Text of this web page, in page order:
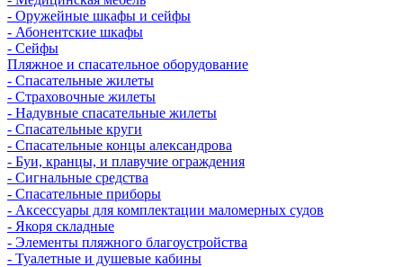
- Оружейные шкафы и сейфы
- Абонентские шкафы
- Сейфы
Пляжное и спасательное оборудование
- Спасательные жилеты
- Страховочные жилеты
- Надувные спасательные жилеты
- Спасательные круги
- Спасательные концы александрова
- Буи, кранцы, и плавучие ограждения
- Сигнальные средства
- Спасательные приборы
- Аксессуары для комплектации маломерных судов
- Якоря складные
- Элементы пляжного благоустройства
- Туалетные и душевые кабины